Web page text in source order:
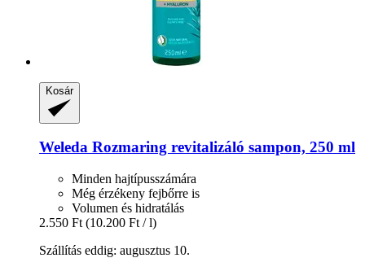
Kosár
Weleda Rozmaring revitalizáló sampon, 250 ml
Minden hajtípusszámára
Még érzékeny fejbőrre is
Volumen és hidratálás
2.550 Ft (10.200 Ft / l)
Szállítás eddig: augusztus 10.